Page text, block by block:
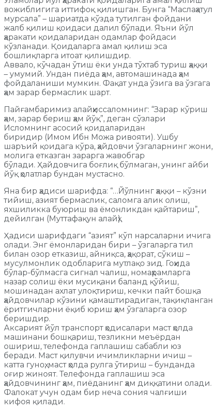
вожиблигига иттифоқ қилишган. Бунга “Маслаҳатул
мурсала” – шариатда кўзда тутилган фойдани
жалб қилиш қоидаси далил бўлади. Яъни йўл
ҳаракати қоидаларидан одамлар фойдаси
кўзланади. Қоидаларга амал қилиш эса
бошлиқларга итоат қилишдир.
Аввало, кўчадан ўтиш ёки унда тўхтаб туриш ҳаққи
– умумий. Ундан пиёда ҳам, автомашинада ҳам
фойдаланиши мумкин. Фақат унда ўзига ва ўзгага
ҳам зарар бермаслик шарт.
Пайғамбаримиз алайҳиссаломнинг: “Зарар кўриш
ҳам, зарар бериш ҳам йўқ”, деган сўзлари
Исломнинг асосий қоидаларидан
биридир (Имом Ибн Можа ривояти). Ушбу
шаръий қоидага кўра, ҳайдовчи ўзгаларнинг жони,
молига етказган зарарга жавобгар
бўлади. Ҳайдовчига боғлиқ бўлмаган, унинг айби
йўқ ҳолатлар бундан мустасно.
Яна бир ҳадиси шарифда: “…Йўлнинг ҳаққи – кўзни
тийиш, азият бермаслик, саломга алик олиш,
яхшиликка буюриш ва ёмонликдан қайтариш”,
дейилган (Муттафақун алайҳ).
Ҳадиси шарифдаги “азият” кўп нарсаларни ичига
олади. Энг ёмонларидан бири – ўзгаларга тил
билан озор етказиш, айниқса, ҳақорат, сўкиш –
мусулмонлик одобларига мутлақо зид. Гоҳида
бўлар-бўлмасга сигнал чалиш, номаҳрамларга
назар солиш ёки мусиқани баланд қўйиш,
мошинадан ахлат улоқтириш, кечки пайт бошқа
ҳайдовчилар кўзини қамаштирадиган, тақиқланган
ёритгичларни ёқиб юриш ҳам ўзгаларга озор
беришдир.
Аксарият йўл транспорт ҳодисалари маст ҳолда
машинани бошқариш, тезликни меъёрдан
ошириш, телефонда гаплашиш сабабли юз
беради. Маст қилувчи ичимликларни ичиш –
катта гуноҳ, маст ҳолда рулга ўтириш – бунданда
оғир жиноят. Телефонда гаплашиш эса
ҳайдовчининг ҳам, пиёданинг ҳам диққатини олади.
Фалокат учун одам бир неча сония чалғиши
кифоя қилади.